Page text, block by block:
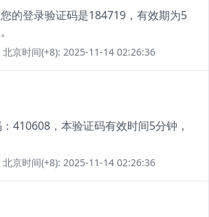
您的登录验证码是184719，有效期为5
京时间(+8): 2025-11-14 02:26:36
：410608，本验证码有效时间5分钟，
京时间(+8): 2025-11-14 02:26:36